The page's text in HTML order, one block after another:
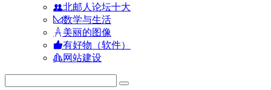
北邮人论坛十大
数学与生活
美丽的图像
有好物（软件）
网站建设